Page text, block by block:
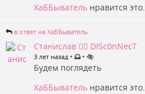
ХаББыватель нравится это.
в ответ на ХаББыватель
Станислав 🏴‍☠️ DISc0nNecT
3 лет назад • •
Будем поглядеть
ХаББыватель нравится это.